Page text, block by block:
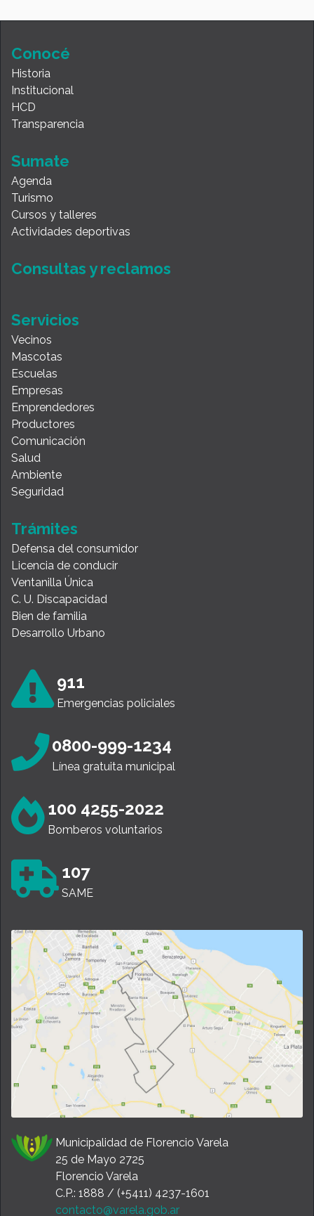
Conocé
Historia
Institucional
HCD
Transparencia
Sumate
Agenda
Turismo
Cursos y talleres
Actividades deportivas
Consultas y reclamos
Servicios
Vecinos
Mascotas
Escuelas
Empresas
Emprendedores
Productores
Comunicación
Salud
Ambiente
Seguridad
Trámites
Defensa del consumidor
Licencia de conducir
Ventanilla Única
C. U. Discapacidad
Bien de familia
Desarrollo Urbano
911
Emergencias policiales
0800-999-1234
Línea gratuita municipal
100 4255-2022
Bomberos voluntarios
107
SAME
Municipalidad de Florencio Varela
25 de Mayo 2725
Florencio Varela
C.P.: 1888 / (+5411) 4237-1601
contacto@varela.gob.ar